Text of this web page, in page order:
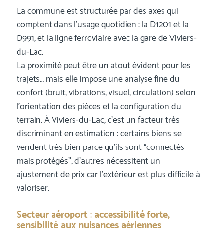
La commune est structurée par des axes qui
comptent dans l’usage quotidien : la D1201 et la
D991, et la ligne ferroviaire avec la gare de Viviers-
du-Lac.
La proximité peut être un atout évident pour les
trajets… mais elle impose une analyse fine du
confort (bruit, vibrations, visuel, circulation) selon
l’orientation des pièces et la configuration du
terrain. À Viviers-du-Lac, c’est un facteur très
discriminant en estimation : certains biens se
vendent très bien parce qu’ils sont “connectés
mais protégés”, d’autres nécessitent un
ajustement de prix car l’extérieur est plus difficile à
valoriser.
Secteur aéroport : accessibilité forte,
sensibilité aux nuisances aériennes